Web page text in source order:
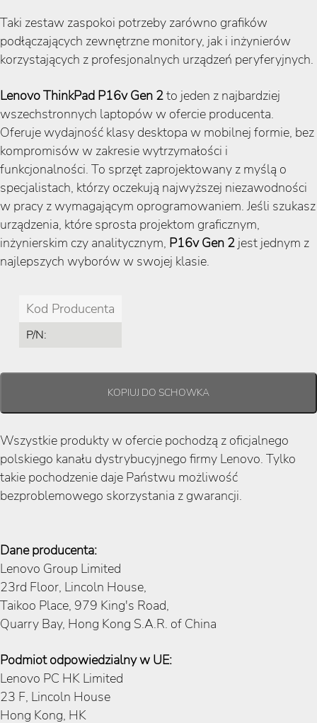
Taki zestaw zaspokoi potrzeby zarówno grafików
podłączających zewnętrzne monitory, jak i inżynierów
korzystających z profesjonalnych urządzeń peryferyjnych.
Lenovo ThinkPad P16v Gen 2to jeden z najbardziej
wszechstronnych laptopów w ofercie producenta.
Oferuje wydajność klasy desktopa w mobilnej formie, bez
kompromisów w zakresie wytrzymałości i
funkcjonalności. To sprzęt zaprojektowany z myślą o
specjalistach, którzy oczekują najwyższej niezawodności
w pracy z wymagającym oprogramowaniem. Jeśli szukasz
urządzenia, które sprosta projektom graficznym,
inżynierskim czy analitycznym, P16v Gen 2 jest jednym z
najlepszych wyborów w swojej klasie.
Kod Producenta
P/N:
Wszystkie produkty w ofercie pochodzą z oficjalnego
polskiego kanału dystrybucyjnego firmy Lenovo. Tylko
takie pochodzenie daje Państwu możliwość
bezproblemowego skorzystania z gwarancji.
Dane producenta:
Lenovo Group Limited
23rd Floor, Lincoln House,
Taikoo Place, 979 King's Road,
Quarry Bay, Hong Kong S.A.R. of China
Podmiot odpowiedzialny w UE:
Lenovo PC HK Limited
23 F, Lincoln House
Hong Kong, HK